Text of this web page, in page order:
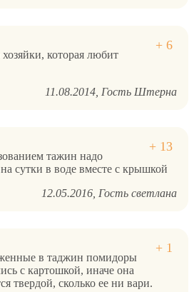
которая любит
11.08.2014 Гость Штерна
тажин надо
сутки в воде вместе с крышкой
12.05.2016 Гость светлана
в таджин помидоры
с картошкой, иначе она
твердой, сколько ее ни вари.